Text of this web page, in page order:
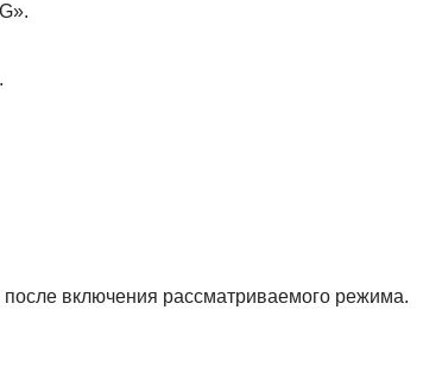
после включения рассматриваемого режима.